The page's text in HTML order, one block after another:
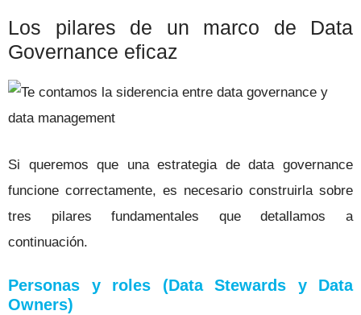
Los pilares de un marco de Data
Governance eficaz
Si queremos que una estrategia de data governance
funcione correctamente, es necesario construirla sobre
tres pilares fundamentales que detallamos a
continuación.
Personas y roles (Data Stewards y Data
Owners)